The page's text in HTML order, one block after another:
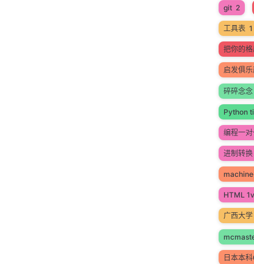
git 2
工具表 1
把你的
启发俱
碎碎念念
Python
编程一对
进制转换
HTML
广西大学
日本本